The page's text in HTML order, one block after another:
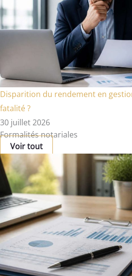
Disparition du rendement en
fatalité ?
30 juillet 2026
Formalités notariales
Voir tout